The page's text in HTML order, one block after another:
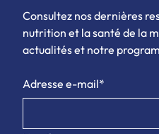
Consultez nos dernières
nutrition et la santé de la
actualités et notre
Adresse e-mail*